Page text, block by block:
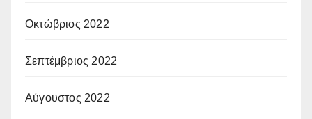
Οκτώβριος 2022
Σεπτέμβριος 2022
Αύγουστος 2022